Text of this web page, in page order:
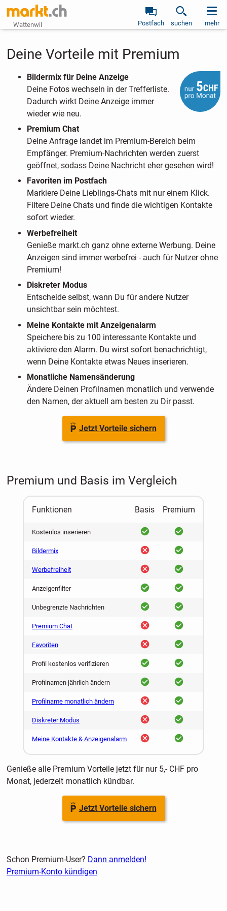
Wattenwil Postfach suchen mehr
Deine Vorteile mit Premium
Bildermix für Deine Anzeige
Deine Fotos wechseln in der Trefferliste.
Dadurch wirkt Deine Anzeige immer
wieder wie neu.
Premium Chat
Deine Anfrage landet im Premium-Bereich beim
Empfänger. Premium-Nachrichten werden zuerst
geöffnet, sodass Deine Nachricht eher gesehen wird!
Favoriten im Postfach
Markiere Deine Lieblings-Chats mit nur einem Klick.
Filtere Deine Chats und finde die wichtigen Kontakte
sofort wieder.
Werbefreiheit
Genieße markt.ch ganz ohne externe Werbung. Deine
Anzeigen sind immer werbefrei - auch für Nutzer ohne
Premium!
Diskreter Modus
Entscheide selbst, wann Du für andere Nutzer
unsichtbar sein möchtest.
Meine Kontakte mit Anzeigenalarm
Speichere bis zu 100 interessante Kontakte und
aktiviere den Alarm. Du wirst sofort benachrichtigt,
wenn Deine Kontakte etwas Neues inserieren.
Monatliche Namensänderung
Ändere Deinen Profilnamen monatlich und verwende
den Namen, der aktuell am besten zu Dir passt.
Jetzt Vorteile sichern
Premium und Basis im Vergleich
Funktionen Basis Premium
Kostenlos inserieren ja ja
Bildermix nein ja
Werbefreiheit nein ja
Anzeigenfilter ja ja
Unbegrenzte Nachrichten ja ja
Premium Chat nein ja
Favoriten nein ja
Profil kostenlos verifizieren ja ja
Profilnamen jährlich ändern ja ja
Profilname monatlich ändern nein ja
Diskreter Modus nein ja
Meine Kontakte & Anzeigenalarm nein ja
Genieße alle Premium Vorteile jetzt für nur 5,- CHF pro
Monat, jederzeit monatlich kündbar.
Jetzt Vorteile sichern
Schon Premium-User? Dann anmelden!
Premium-Konto kündigen